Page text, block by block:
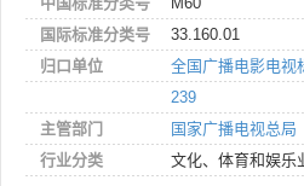
国际标准分类号
33.160.01
归口单位
全国广播电影电视
239
主管部门
国家广播电视总局
行业分类
文化、体育和娱乐